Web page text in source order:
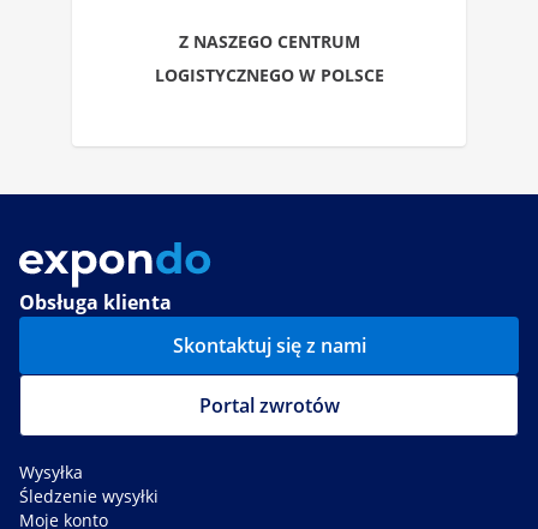
Z NASZEGO CENTRUM
LOGISTYCZNEGO W POLSCE
Obsługa klienta
Skontaktuj się z nami
Portal zwrotów
Wysyłka
Śledzenie wysyłki
Moje konto